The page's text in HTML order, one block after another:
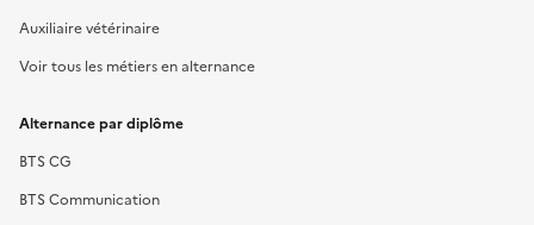
Auxiliaire vétérinaire
Voir tous les métiers en alternance
Alternance par diplôme
BTS CG
BTS Communication